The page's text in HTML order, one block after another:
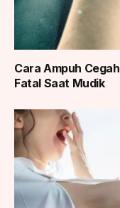
Cara Ampuh
Fatal Saat Mudik